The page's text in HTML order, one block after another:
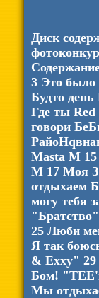
Диск
3 Это
Будто
Где ты
говори
Masta M
M 17 Моя
отдыхаем
могу тебя
25 Люби
Я так
& Exxy"
Бом!
Мы